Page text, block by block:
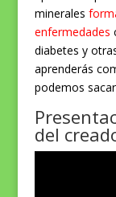
minerales
enfermedades
diabetes y
aprenderás
podemos
del